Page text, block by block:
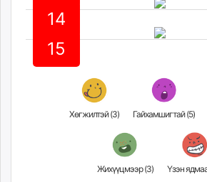
unuudur.mn
isee.mn
mglradio.com
14
15
Хөгжилтэй (3) Гайхамшигтай (5)
Жихүүцмээр (3)